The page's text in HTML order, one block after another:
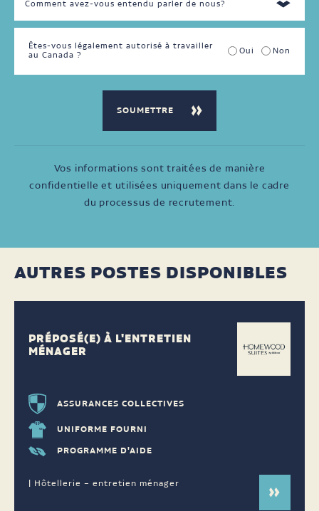
Êtes-vous légalement autorisé à travailler
au Canada ?
Oui Non
Vos informations sont traitées de manière
confidentielle et utilisées uniquement dans le cadre
du processus de recrutement.
AUTRES POSTES DISPONIBLES
PRÉPOSÉ(E) À L'ENTRETIEN
MÉNAGER
ASSURANCES COLLECTIVES
UNIFORME FOURNI
PROGRAMME D'AIDE
| Hôtellerie – entretien ménager